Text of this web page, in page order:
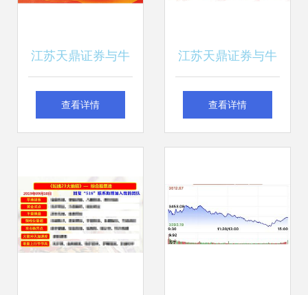
江苏天鼎证券与牛
共舞 大盘放量过颈
前
查看详情
江苏天鼎证券与牛
共舞 大盘探底再下
查看详情